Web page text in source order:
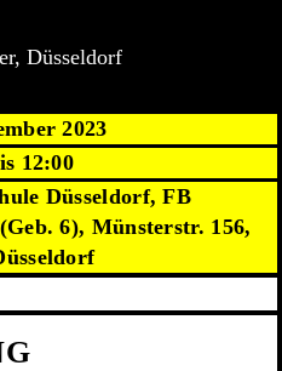
Düsseldorf
2023
12:00
Düsseldorf, FB
6), Münsterstr. 156,